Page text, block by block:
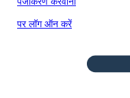
पर लॉग ऑन करें